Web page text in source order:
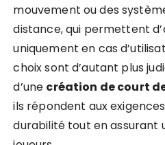
mouvement ou des
distance, qui permettent
uniquement en cas
choix sont d’autant plus
d’une création de court
ils répondent aux
durabilité tout en assurant